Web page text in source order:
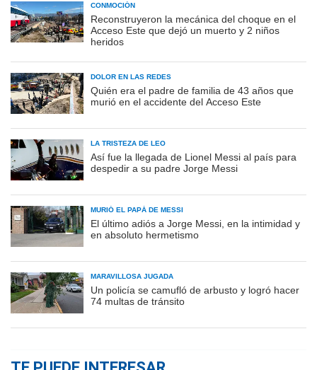
CONMOCIÓN
Reconstruyeron la mecánica del choque en el
Acceso Este que dejó un muerto y 2 niños
heridos
DOLOR EN LAS REDES
Quién era el padre de familia de 43 años que
murió en el accidente del Acceso Este
LA TRISTEZA DE LEO
Así fue la llegada de Lionel Messi al país para
despedir a su padre Jorge Messi
MURIÓ EL PAPÁ DE MESSI
El último adiós a Jorge Messi, en la intimidad y
en absoluto hermetismo
MARAVILLOSA JUGADA
Un policía se camufló de arbusto y logró hacer
74 multas de tránsito